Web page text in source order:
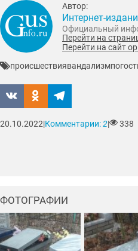
Автор:
Интернет-
Официальный
Перейти на
Перейти на сайт
происшествиявандализм
20.10.2022|Комментарии:2| 338
ФОТОГРАФИИ